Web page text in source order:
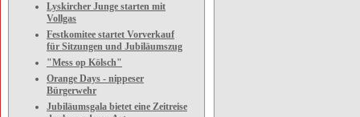
Lyskircher Junge starten mit
Vollgas
Festkomitee startet Vorverkauf
für Sitzungen und Jubiläumszug
"Mess op Kölsch"
Orange Days - nippeser
Bürgerwehr
Jubiläumsgala bietet eine Zeitreise